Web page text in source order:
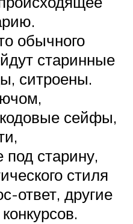
обычного
старинные
ситроены.
сейфы,
под старину,
стиля
ответ, другие